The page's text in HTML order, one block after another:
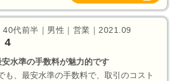
40代前半｜男性｜営業｜2021.09
4
水準の手数料が魅力的です
も、最安水準の手数料で、取引のコスト